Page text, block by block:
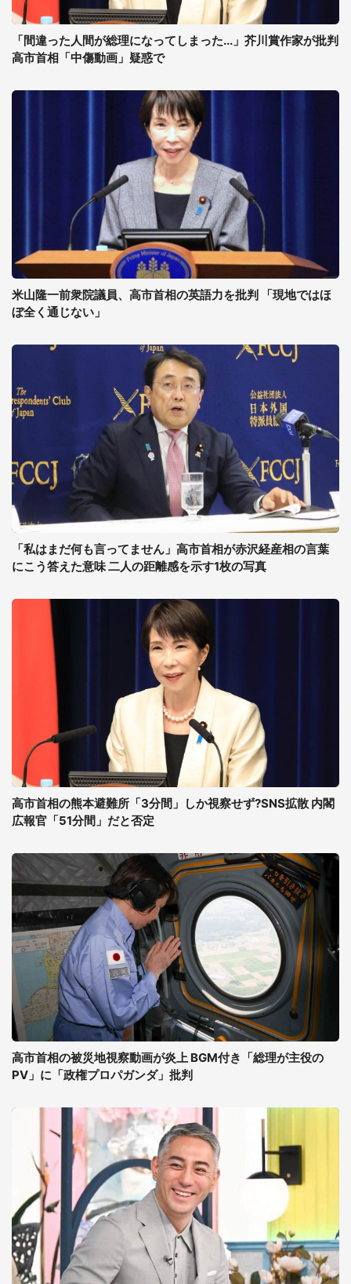
「間違った人間が総理になってしまった...」芥川賞作家が批判
高市首相「中傷動画」疑惑で
米山隆一前衆院議員、高市首相の英語力を批判 「現地ではほ
ぼ全く通じない」
「私はまだ何も言ってません」高市首相が赤沢経産相の言葉
にこう答えた意味 二人の距離感を示す1枚の写真
高市首相の熊本避難所「3分間」しか視察せず?SNS拡散 内閣
広報官「51分間」だと否定
高市首相の被災地視察動画が炎上 BGM付き「総理が主役の
PV」に「政権プロパガンダ」批判